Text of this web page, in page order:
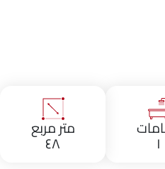
١
متر مربع
٤٨